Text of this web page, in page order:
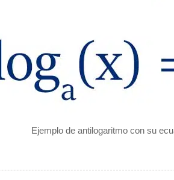
Ejemplo de antilogaritmo con su